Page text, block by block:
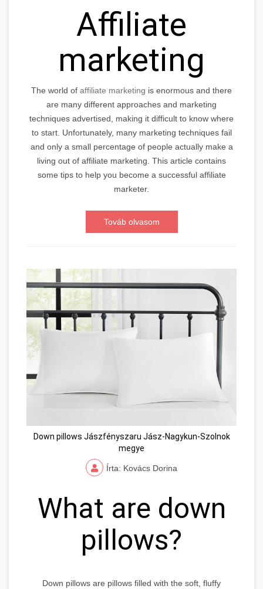
Affiliate
marketing
The world of affiliate marketing is enormous and there
are many different approaches and marketing
techniques advertised, making it difficult to know where
to start. Unfortunately, many marketing techniques fail
and only a small percentage of people actually make a
living out of affiliate marketing. This article contains
some tips to help you become a successful affiliate
marketer.
Továb olvasom
Down pillows Jászfényszaru Jász-Nagykun-Szolnok
megye
Írta: Kovács Dorina
What are down
pillows?
Down pillows are pillows filled with the soft, fluffy